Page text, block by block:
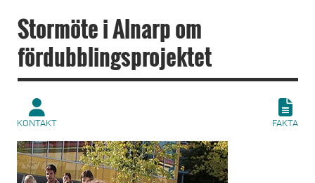
Stormöte i Alnarp om
fördubblingsprojektet
KONTAKT FAKTA